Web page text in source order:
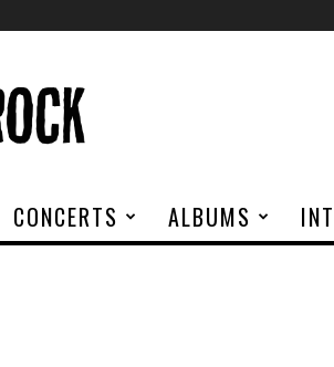
CONCERTS ALBUMS